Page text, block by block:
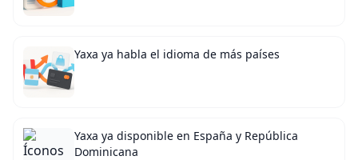
Yaxa ya habla el idioma de más países
Yaxa ya disponible en España y República
Dominicana